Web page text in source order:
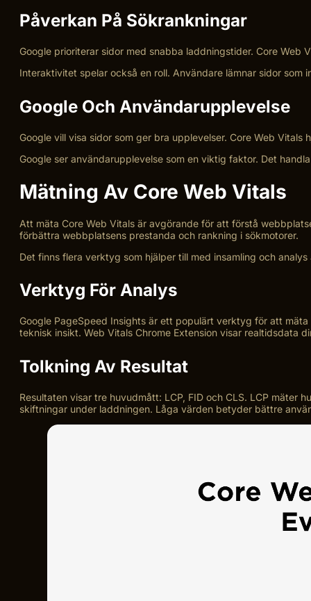
Påverkan På Sökrankningar
Google prioriterar sidor med snabba laddningstider. Core
Interaktivitet spelar också en roll. Användare lämnar sidor
Google Och Användarupplevelse
Google vill visa sidor som ger bra upplevelser. Core Web
Google ser användarupplevelse som en viktig faktor. Det
Mätning Av Core Web Vitals
Att mäta Core Web Vitals är avgörande för att förstå
förbättra webbplatsens prestanda och rankning i sökmotorer.
Det finns flera verktyg som hjälper till med insamling och
Verktyg För Analys
Google PageSpeed Insights är ett populärt verktyg för att
teknisk insikt. Web Vitals Chrome Extension visar realtidsdata
Tolkning Av Resultat
Resultaten visar tre huvudmått: LCP, FID och CLS. LCP mäter
skiftningar under laddningen. Låga värden betyder bättre